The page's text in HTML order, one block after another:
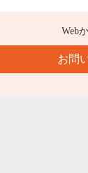
Web
お問